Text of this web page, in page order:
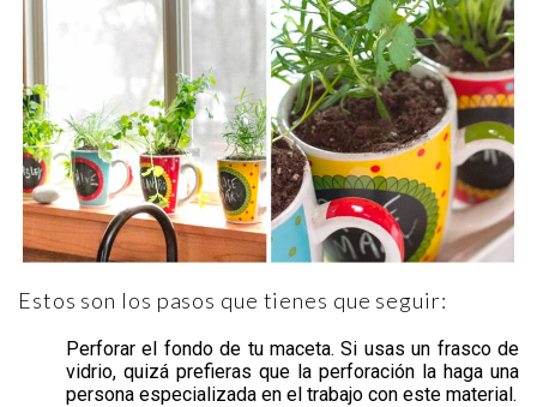
Estos son los pasos que tienes que seguir:
Perforar el fondo de tu maceta. Si usas un frasco de
vidrio, quizá prefieras que la perforación la haga una
persona especializada en el trabajo con este material.